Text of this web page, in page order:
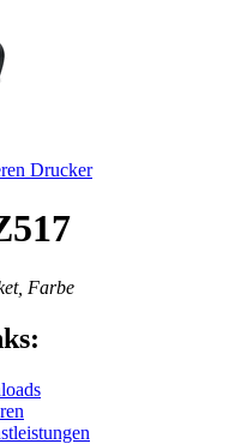
Drucker
Farbe